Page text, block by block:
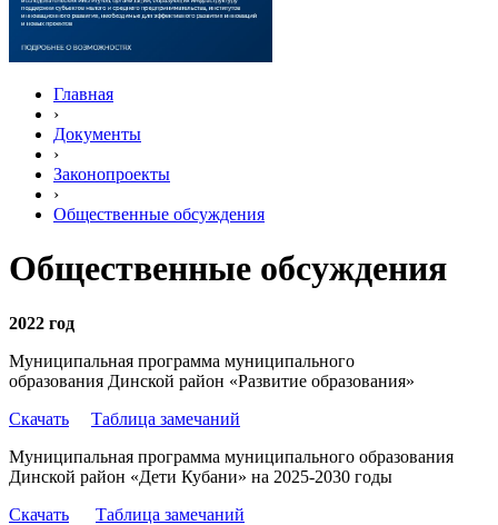
Главная
›
Документы
›
Законопроекты
›
Общественные обсуждения
Общественные обсуждения
2022 год
Муниципальная программа муниципального
образования Динской район «Развитие образования»
Скачать
Таблица замечаний
Муниципальная программа муниципального образования
Динской район «Дети Кубани» на 2025-2030 годы
Скачать
Таблица замечаний